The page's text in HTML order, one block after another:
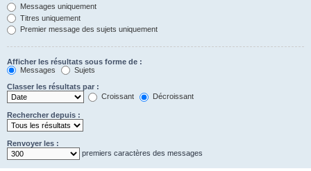
Messages uniquement
Titres uniquement
Premier message des sujets uniquement
Afficher les résultats sous forme de :
Messages
Sujets
Classer les résultats par :
Croissant
Décroissant
Rechercher depuis :
Renvoyer les :
premiers caractères des messages